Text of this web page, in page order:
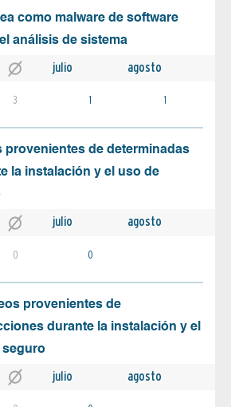
como malware de software
análisis de sistema
julio agosto
3 1 1
provenientes de determinadas
la instalación y el uso de
julio agosto
0 0
provenientes de
durante la instalación y el
seguro
julio agosto